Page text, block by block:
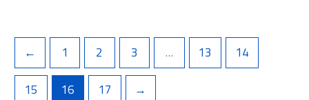
← 1 2 3 … 13 14
15 16 17 →